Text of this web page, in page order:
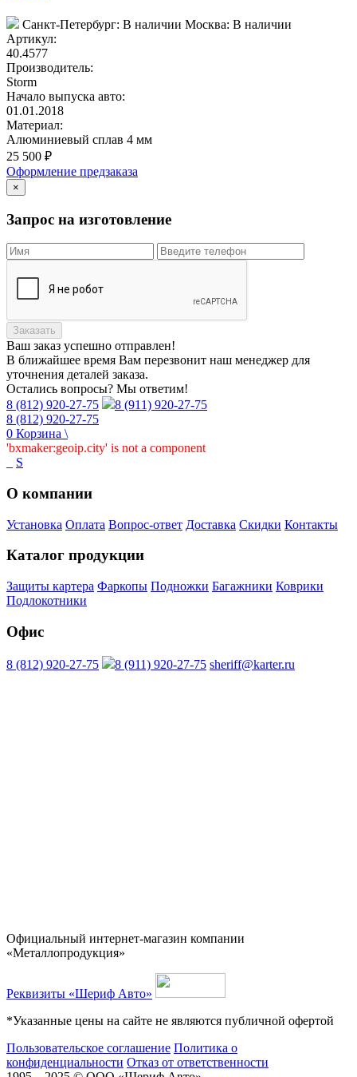
Санкт-Петербург: В наличии Москва: В наличии
Артикул:
40.4577
Производитель:
Storm
Начало выпуска авто:
01.01.2018
Материал:
Алюминиевый сплав 4 мм
25 500 ₽
Оформление предзаказа
×
Запрос на изготовление
Заказать
Ваш заказ успешно отправлен!
В ближайшее время Вам перезвонит наш менеджер для
уточнения деталей заказа.
Остались вопросы? Мы ответим!
8 (812) 920-27-75
8 (911) 920-27-75
8 (812) 920-27-75
0 Корзина \
'bxmaker:geoip.city' is not a component
S
О компании
Установка Оплата Вопрос-ответ Доставка Скидки Контакты
Каталог продукции
Защиты картера Фаркопы Подножки Багажники Коврики
Подлокотники
Офис
8 (812) 920-27-75 8 (911) 920-27-75 sheriff@karter.ru
Официальный интернет-магазин компании
«Металлопродукция»
Реквизиты «Шериф Авто»
*Указанные цены на сайте не являются публичной офертой
Пользовательское соглашение Политика о
конфиденциальности Отказ от ответственности